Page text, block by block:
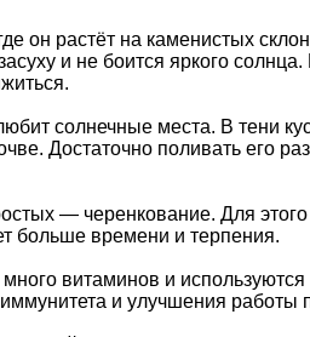
он растёт на каменистых
и не боится яркого
солнечные места. В тени
Достаточно поливать его
— черенкование. Для этого
больше времени и терпения.
витаминов и
и улучшения работы